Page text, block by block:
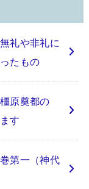
礼や非礼に
たもの
原奠都の
す
第一（神代